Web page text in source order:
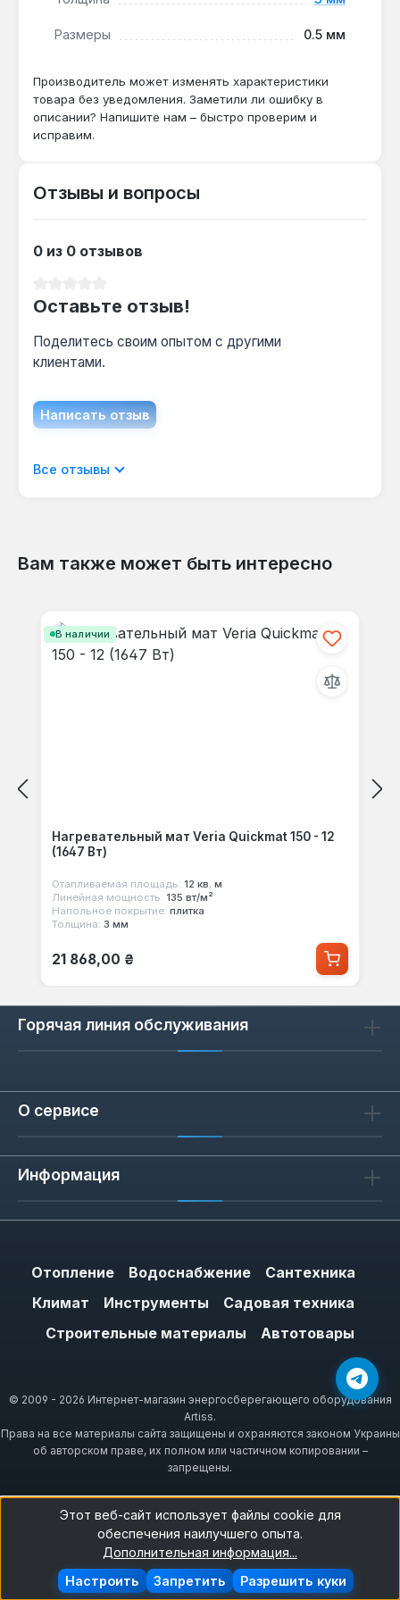
Подходит ли для укладки под ламинат?
Да — мат толщиной 3 мм и линейной
ламинатом при условии использования
подложки с низким тепловым
сопротивлением.
модели?
подходят модели с механическим или
Размеры 0.5 мм
Производитель может изменять характеристики
товара без уведомления. Заметили ли ошибку в
описании? Напишите нам – быстро проверим и
исправим.
Отзывы и вопросы
0 из 0 отзывов
Оставьте отзыв!
Поделитесь своим опытом с другими
клиентами.
Написать отзыв
Отображать отзывы только на текущем
Все отзывы
Вам также может быть интересно
В наличии
Нагревательный мат Veria Quickmat 150 - 12
(1647 Вт)
Отапливаемая площадь: 12 кв. м
Линейная мощность: 135 вт/м²
Напольное покрытие: плитка
Толщина: 3 мм
Обычная цена:
21 868,00 ₴
Горячая линия обслуживания
О сервисе
Информация
Отопление Водоснабжение
Сантехника
Климат
Инструменты
Садовая техника
Строительные материалы
Автотовары
© 2009 - 2026 Интернет-магазин энергосберегающего оборудования
Artiss.
Права на все материалы сайта защищены и охраняются законом Украины
об авторском праве, их полном или частичном копировании –
запрещены.
Этот веб-сайт использует файлы cookie для
обеспечения наилучшего опыта.
Дополнительная информация...
Запретить
Настроить Разрешить куки